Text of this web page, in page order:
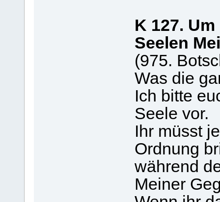
K 127.
Seelen
(975.
Was die
Ich bitte
Seele vor.
Ihr müsst
Ordnung
während
Meiner